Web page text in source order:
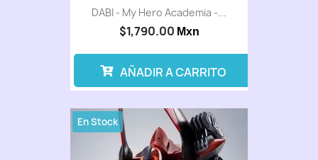
DABI - My Hero Academia -...
$1,790.00 Mxn
AÑADIR A CARRITO
En Stock